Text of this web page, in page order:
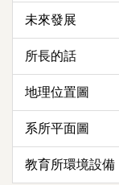
未來發展
所長的話
地理位置圖
系所平面圖
教育所環境設備